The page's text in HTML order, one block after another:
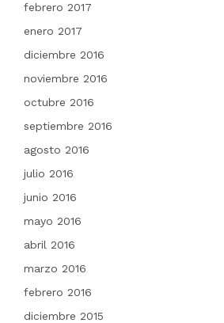
febrero 2017
enero 2017
diciembre 2016
noviembre 2016
octubre 2016
septiembre 2016
agosto 2016
julio 2016
junio 2016
mayo 2016
abril 2016
marzo 2016
febrero 2016
diciembre 2015